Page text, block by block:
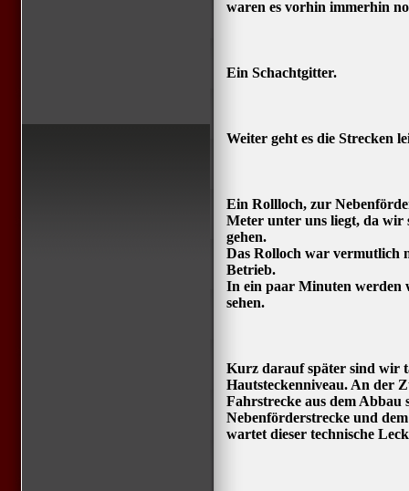
waren es vorhin immerhin
Ein Schachtgitter.
Weiter geht es die Strecken
Ein Rollloch, zur
Meter unter uns liegt, da wir
gehen.
Das Rolloch war vermutlich
Betrieb.
In ein paar Minuten werden
sehen.
Kurz darauf später sind wir
Hautsteckenniveau. An der
Fahrstrecke aus dem Abbau
Nebenförderstrecke und
wartet dieser technische